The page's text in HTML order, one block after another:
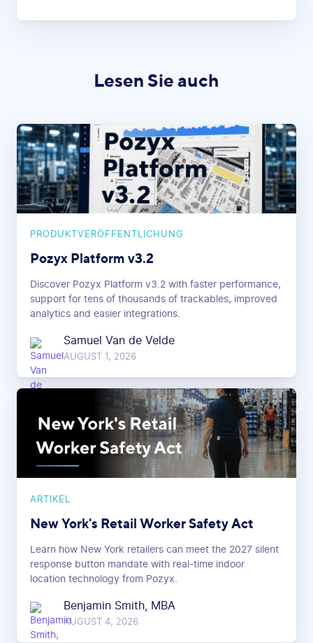
Lesen Sie auch
PRODUKTVERÖFFENTLICHUNG
Pozyx Platform v3.2
Discover Pozyx Platform v3.2 with faster performance,
support for tens of thousands of trackables, improved
analytics and easier integrations.
Samuel Van de Velde
AUGUST 1, 2026
ARTIKEL
New York's Retail Worker Safety Act
Learn how New York retailers can meet the 2027 silent
response button mandate with real-time indoor
location technology from Pozyx.
Benjamin Smith, MBA
AUGUST 4, 2026